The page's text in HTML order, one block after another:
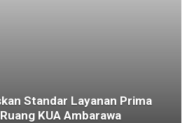
Standar Layanan Prima
KUA Ambarawa